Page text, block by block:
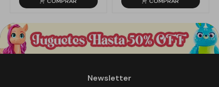
Newsletter